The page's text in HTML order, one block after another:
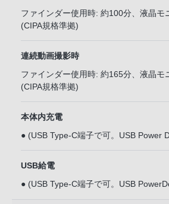
ファインダー使用時: 約100分、液晶モ
(CIPA規格準拠)
連続動画撮影時
ファインダー使用時: 約165分、液晶モ
(CIPA規格準拠)
本体内充電
● (USB Type-C端子で可。USB Power
USB給電
● (USB Type-C端子で可。USB